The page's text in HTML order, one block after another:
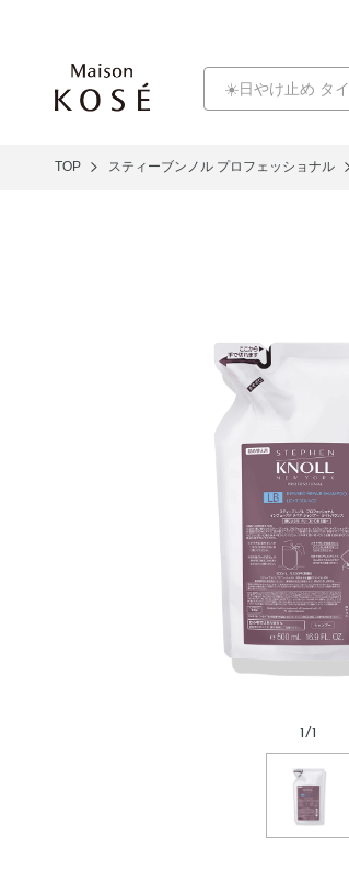
TOP スティーブンノル プロフェッショナル
1/1